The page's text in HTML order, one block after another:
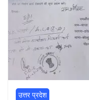
उत्तर प्रदेश